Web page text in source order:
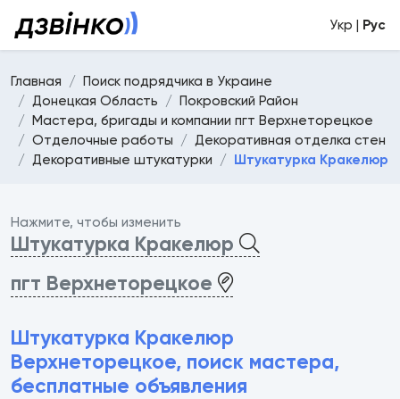
Укр | Рус
Главная
Поиск подрядчика в Украине
Донецкая Область
Покровский Район
Мастера, бригады и компании пгт Верхнеторецкое
Отделочные работы
Декоративная отделка стен
Декоративные штукатурки
Штукатурка Кракелюр
Нажмите, чтобы изменить
Штукатурка Кракелюр
пгт Верхнеторецкое
Штукатурка Кракелюр
Верхнеторецкое, поиск мастера,
бесплатные объявления